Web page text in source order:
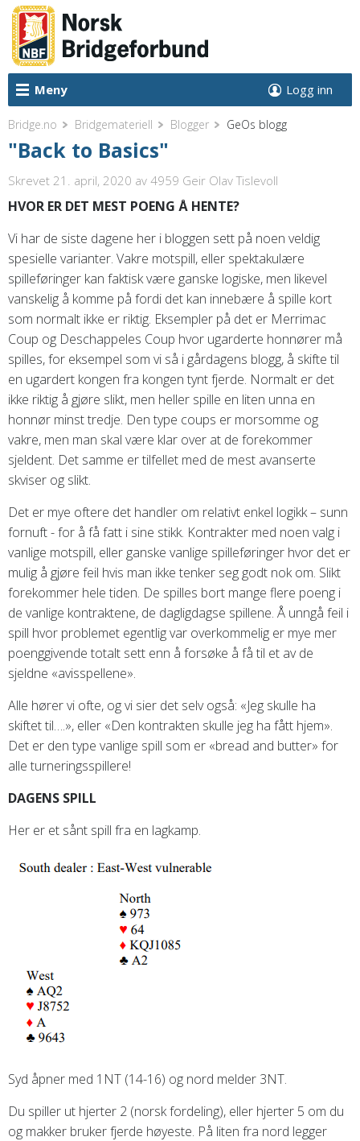
Meny Logg inn
Bridge.no Bridgemateriell Blogger GeOs blogg
"Back to Basics"
Skrevet 21. april, 2020 av 4959 Geir Olav Tislevoll
HVOR ER DET MEST POENG Å HENTE?
Vi har de siste dagene her i bloggen sett på noen veldig
spesielle varianter. Vakre motspill, eller spektakulære
spilleføringer kan faktisk være ganske logiske, men likevel
vanskelig å komme på fordi det kan innebære å spille kort
som normalt ikke er riktig. Eksempler på det er Merrimac
Coup og Deschappeles Coup hvor ugarderte honnører må
spilles, for eksempel som vi så i gårdagens blogg, å skifte til
en ugardert kongen fra kongen tynt fjerde. Normalt er det
ikke riktig å gjøre slikt, men heller spille en liten unna en
honnør minst tredje. Den type coups er morsomme og
vakre, men man skal være klar over at de forekommer
sjeldent. Det samme er tilfellet med de mest avanserte
skviser og slikt.
Det er mye oftere det handler om relativt enkel logikk – sunn
fornuft - for å få fatt i sine stikk. Kontrakter med noen valg i
vanlige motspill, eller ganske vanlige spilleføringer hvor det er
mulig å gjøre feil hvis man ikke tenker seg godt nok om. Slikt
forekommer hele tiden. De spilles bort mange flere poeng i
de vanlige kontraktene, de dagligdagse spillene. Å unngå feil i
spill hvor problemet egentlig var overkommelig er mye mer
poenggivende totalt sett enn å forsøke å få til et av de
sjeldne «avisspellene».
Alle hører vi ofte, og vi sier det selv også: «Jeg skulle ha
skiftet til….», eller «Den kontrakten skulle jeg ha fått hjem».
Det er den type vanlige spill som er «bread and butter» for
alle turneringsspillere!
DAGENS SPILL
Her er et sånt spill fra en lagkamp.
Syd åpner med 1NT (14-16) og nord melder 3NT.
Du spiller ut hjerter 2 (norsk fordeling), eller hjerter 5 om du
og makker bruker fjerde høyeste. På liten fra nord legger